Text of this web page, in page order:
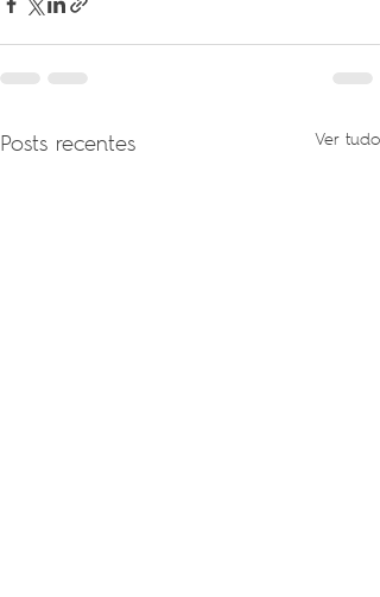
Posts recentes Ver tudo